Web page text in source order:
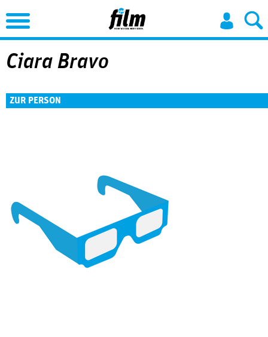
Jump to Navigation
Ciara Bravo
ZUR PERSON